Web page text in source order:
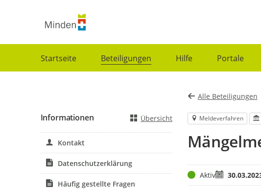
Startseite Beteiligungen Hilfe Portale
Alle Beteiligungen
Meldeverfahren
StatusAktivZeitraum
Informationen Übersicht
Kontakt
Datenschutzerklärung
Häufig gestellte Fragen